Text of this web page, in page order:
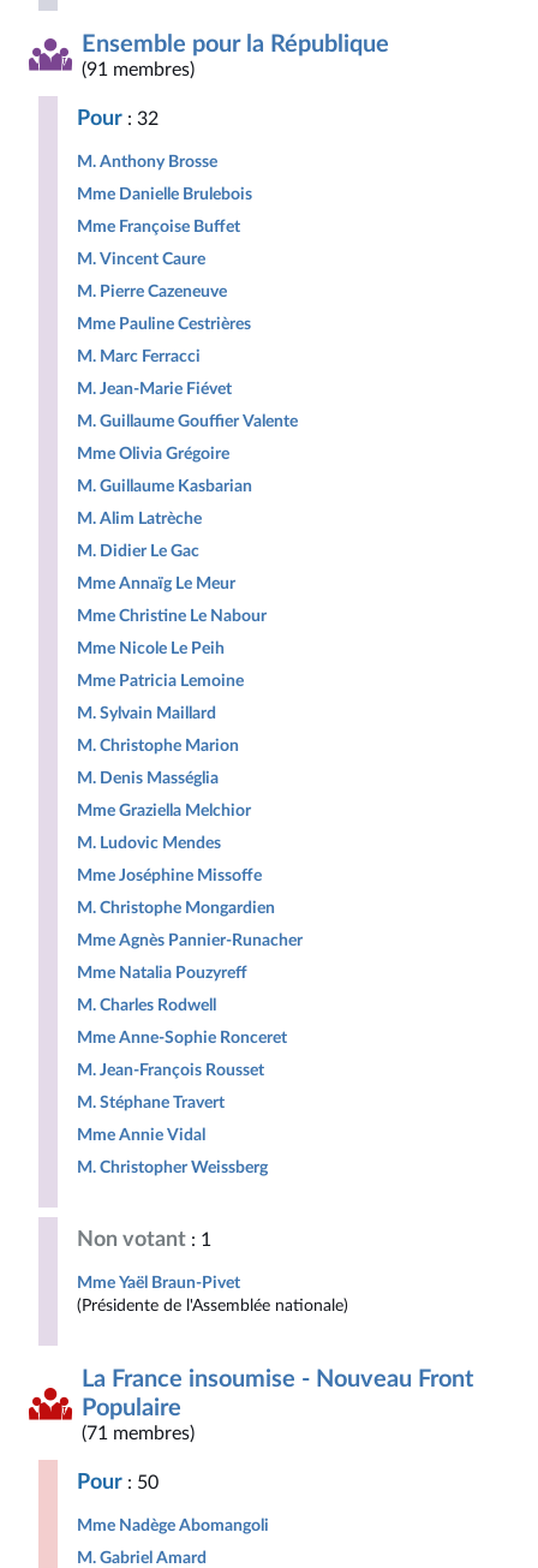
Ensemble pour la République
(91 membres)
Pour : 32
M. Anthony Brosse
Mme Danielle Brulebois
Mme Françoise Buffet
M. Vincent Caure
M. Pierre Cazeneuve
Mme Pauline Cestrières
M. Marc Ferracci
M. Jean-Marie Fiévet
M. Guillaume Gouffier Valente
Mme Olivia Grégoire
M. Guillaume Kasbarian
M. Alim Latrèche
M. Didier Le Gac
Mme Annaïg Le Meur
Mme Christine Le Nabour
Mme Nicole Le Peih
Mme Patricia Lemoine
M. Sylvain Maillard
M. Christophe Marion
M. Denis Masséglia
Mme Graziella Melchior
M. Ludovic Mendes
Mme Joséphine Missoffe
M. Christophe Mongardien
Mme Agnès Pannier-Runacher
Mme Natalia Pouzyreff
M. Charles Rodwell
Mme Anne-Sophie Ronceret
M. Jean-François Rousset
M. Stéphane Travert
Mme Annie Vidal
M. Christopher Weissberg
Non votant : 1
Mme Yaël Braun-Pivet
(Présidente de l'Assemblée nationale)
La France insoumise - Nouveau Front
Populaire
(71 membres)
Pour : 50
Mme Nadège Abomangoli
M. Gabriel Amard